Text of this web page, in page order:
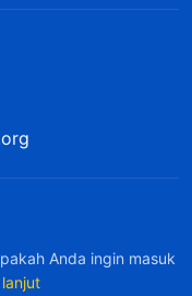
Anda ingin masuk